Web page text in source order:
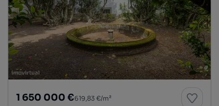
1 650 000 €619,83 €/m²